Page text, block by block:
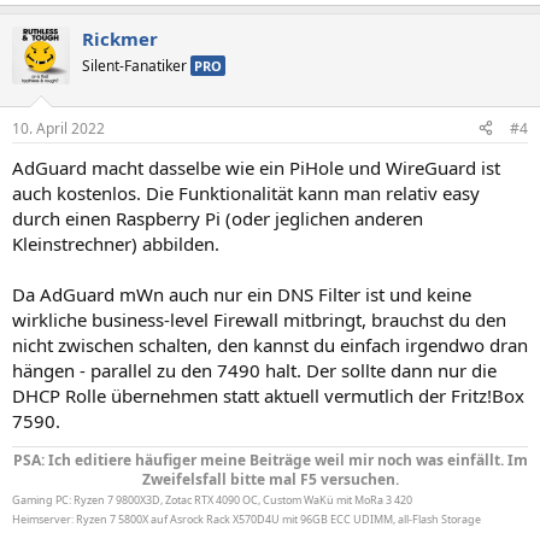
Rickmer
Silent-Fanatiker PRO
10. April 2022 #4
AdGuard macht dasselbe wie ein PiHole und WireGuard ist
auch kostenlos. Die Funktionalität kann man relativ easy
durch einen Raspberry Pi (oder jeglichen anderen
Kleinstrechner) abbilden.
Da AdGuard mWn auch nur ein DNS Filter ist und keine
wirkliche business-level Firewall mitbringt, brauchst du den
nicht zwischen schalten, den kannst du einfach irgendwo dran
hängen - parallel zu den 7490 halt. Der sollte dann nur die
DHCP Rolle übernehmen statt aktuell vermutlich der Fritz!Box
7590.
PSA: Ich editiere häufiger meine Beiträge weil mir noch was einfällt. Im
Zweifelsfall bitte mal F5 versuchen.
Gaming PC: Ryzen 7 9800X3D, Zotac RTX 4090 OC, Custom WaKü mit MoRa 3 420
Heimserver: Ryzen 7 5800X auf Asrock Rack X570D4U mit 96GB ECC UDIMM, all-Flash Storage